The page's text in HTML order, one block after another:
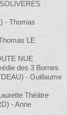
- Thomas
LE
NUE
des 3 Bornes
- Guillaume
Théâtre
- Anne